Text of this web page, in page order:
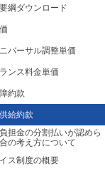
綱ダウンロード
バーサル調整単価
ンス料金単価
約款
給約款
担金の分割払いが認めら
の考え方について
ス制度の概要